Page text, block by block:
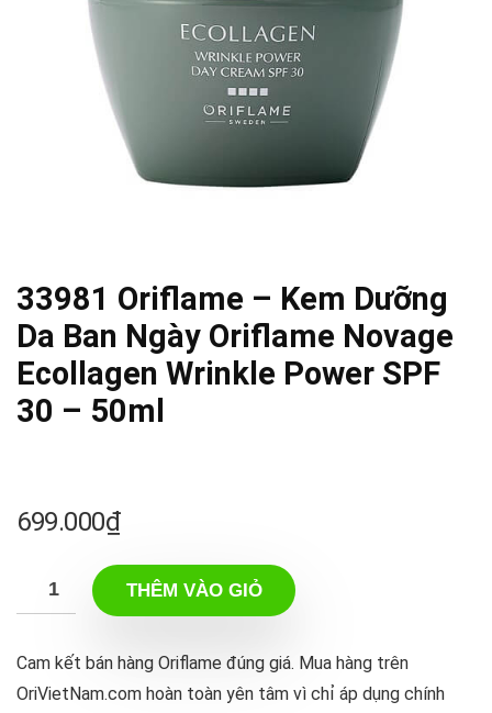
33981 Oriflame – Kem Dưỡng
Da Ban Ngày Oriflame Novage
Ecollagen Wrinkle Power SPF
30 – 50ml
699.000₫
THÊM VÀO GIỎ
Cam kết bán hàng Oriflame đúng giá. Mua hàng trên
OriVietNam.com hoàn toàn yên tâm vì chỉ áp dụng chính